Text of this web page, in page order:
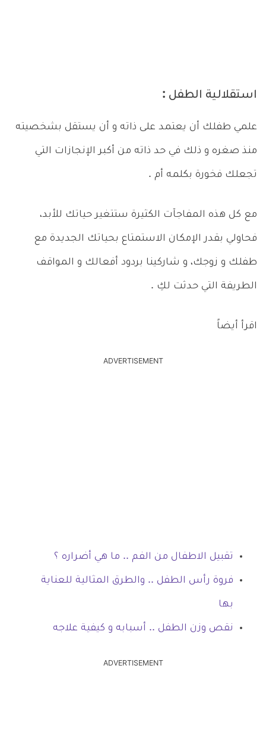
استقلالية الطفل :
علمي طفلك أن يعتمد على ذاته و أن يستقل بشخصيته
منذ صغره و ذلك في حد ذاته من أكبر الإنجازات التي
تجعلك فخورة بكلمه أم .
مع كل هذه المفاجآت الكثيرة ستتغير حياتك للأبد،
فحاولي بقدر الإمكان الاستمتاع بحياتك الجديدة مع
طفلك و زوجك، و شاركينا بردود أفعالك و المواقف
الطريفة التي حدثت لكِ .
اقرأ أيضاً
ADVERTISEMENT
تقبيل الاطفال من الفم .. ما هي أضراره ؟
فروة رأس الطفل .. والطرق المثالية للعناية
بها
نقص وزن الطفل .. أسبابه و كيفية علاجه
ADVERTISEMENT